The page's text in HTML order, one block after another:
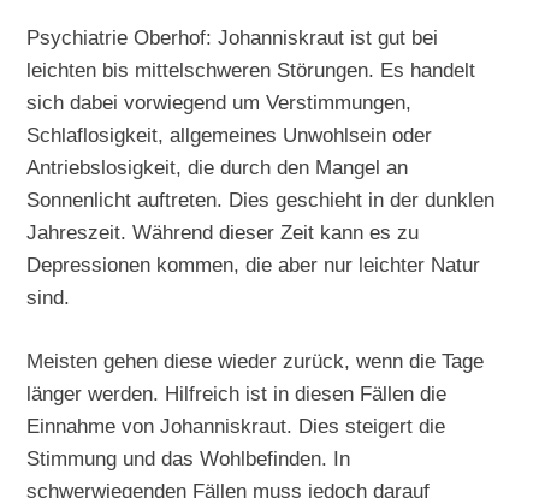
Psychiatrie Oberhof: Johanniskraut ist gut bei
leichten bis mittelschweren Störungen. Es handelt
sich dabei vorwiegend um Verstimmungen,
Schlaflosigkeit, allgemeines Unwohlsein oder
Antriebslosigkeit, die durch den Mangel an
Sonnenlicht auftreten. Dies geschieht in der dunklen
Jahreszeit. Während dieser Zeit kann es zu
Depressionen kommen, die aber nur leichter Natur
sind.
Meisten gehen diese wieder zurück, wenn die Tage
länger werden. Hilfreich ist in diesen Fällen die
Einnahme von Johanniskraut. Dies steigert die
Stimmung und das Wohlbefinden. In
schwerwiegenden Fällen muss jedoch darauf